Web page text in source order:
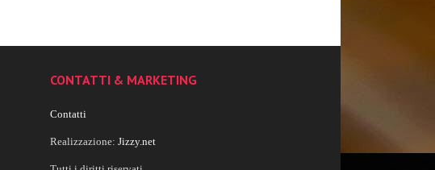
CONTATTI & MARKETING
Contatti
Realizzazione: Jizzy.net